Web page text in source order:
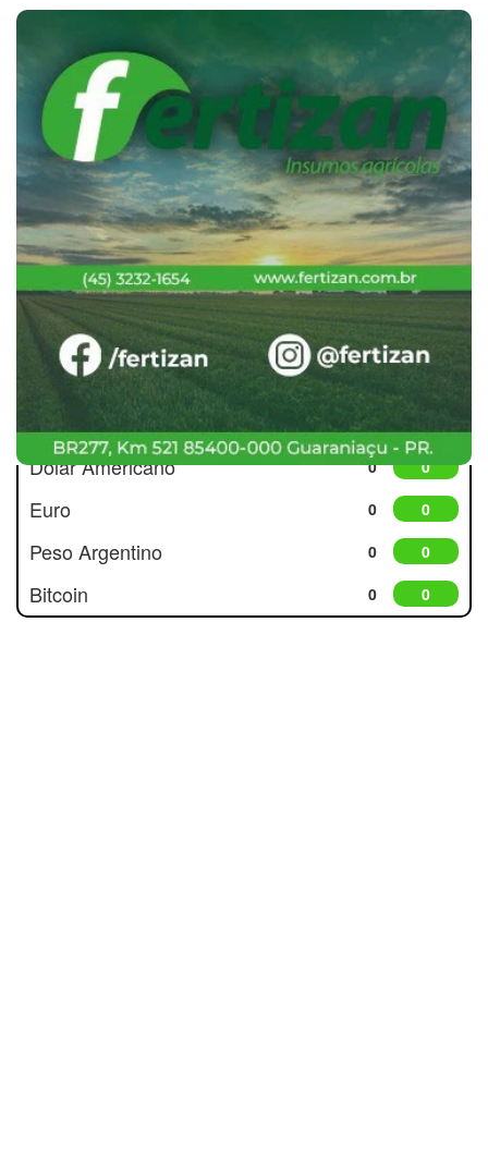
Cotações
Dólar Americano 0 0
Euro 0 0
Peso Argentino 0 0
Bitcoin 0 0